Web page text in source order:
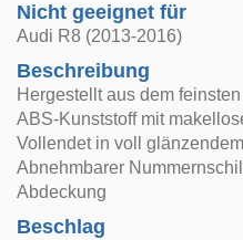
Nicht geeignet für
Audi R8 (2013-2016)
Beschreibung
Hergestellt aus dem
ABS-Kunststoff mit
Vollendet in voll
Abnehmbarer
Abdeckung
Beschlag